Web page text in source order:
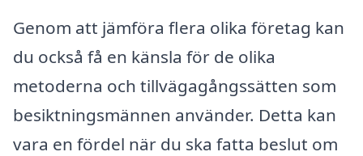
Genom att jämföra flera olika företag kan
du också få en känsla för de olika
metoderna och tillvägagångssätten som
besiktningsmännen använder. Detta kan
vara en fördel när du ska fatta beslut om